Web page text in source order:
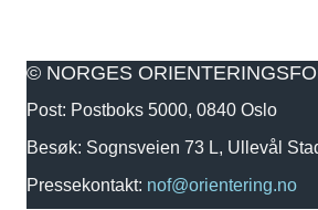
© NORGES
Post: Postboks 5000, 0840 Oslo
Besøk: Sognsveien 73 L, Ullevål
Pressekontakt: nof@orientering.no